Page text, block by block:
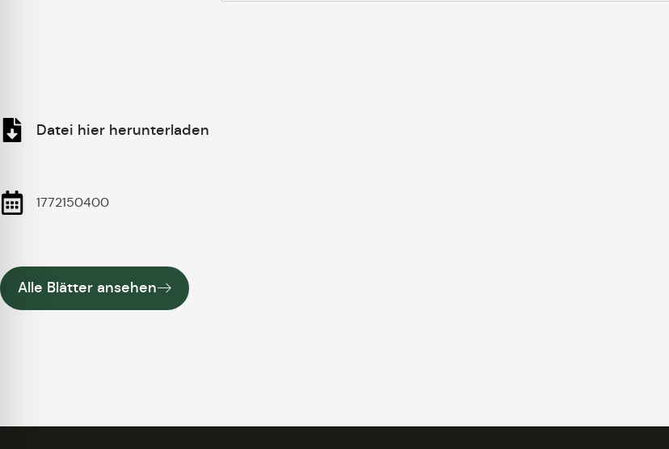
Datei hier herunterladen
1772150400
Alle Blätter ansehen